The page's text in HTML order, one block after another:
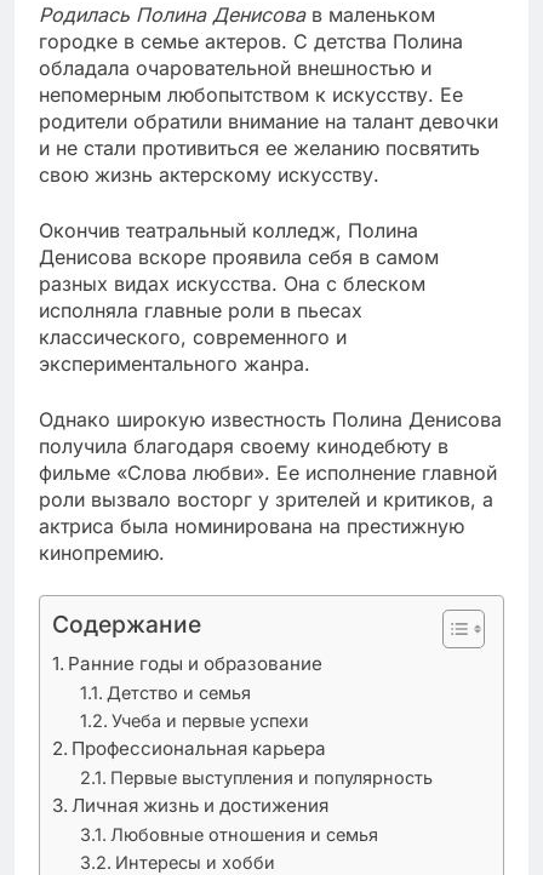
Родилась Полина Денисовав маленьком
городке в семье актеров. С детства Полина
обладала очаровательной внешностью и
непомерным любопытством к искусству. Ее
родители обратили внимание на талант девочки
и не стали противиться ее желанию посвятить
свою жизнь актерскому искусству.
Окончив театральный колледж, Полина
Денисова вскоре проявила себя в самом
разных видах искусства. Она с блеском
исполняла главные роли в пьесах
классического, современного и
экспериментального жанра.
Однако широкую известность Полина Денисова
получила благодаря своему кинодебюту в
фильме «Слова любви». Ее исполнение главной
роли вызвало восторг у зрителей и критиков, а
актриса была номинирована на престижную
кинопремию.
Содержание
Ранние годы и образование
Детство и семья
Учеба и первые успехи
Профессиональная карьера
Первые выступления и популярность
Личная жизнь и достижения
Любовные отношения и семья
Интересы и хобби